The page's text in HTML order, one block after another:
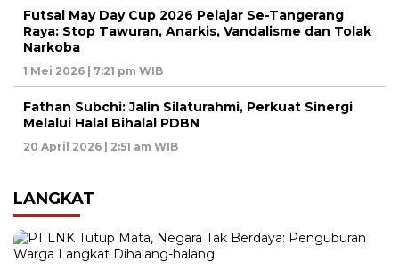
Futsal May Day Cup 2026 Pelajar Se-Tangerang
Raya: Stop Tawuran, Anarkis, Vandalisme dan Tolak
Narkoba
1 Mei 2026 | 7:21 pm WIB
Fathan Subchi: Jalin Silaturahmi, Perkuat Sinergi
Melalui Halal Bihalal PDBN
20 April 2026 | 2:51 am WIB
LANGKAT